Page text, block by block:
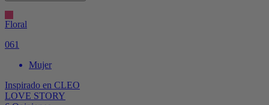
Floral
061
Mujer
Inspirado en CLEO
LOVE STORY